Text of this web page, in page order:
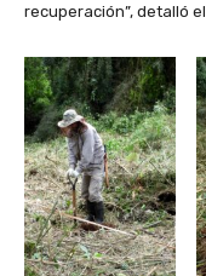
recuperación”, detalló